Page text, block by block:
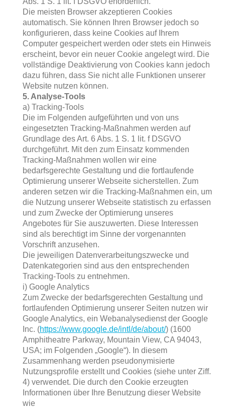
Die meisten Browser akzeptieren Cookies
automatisch. Sie können Ihren Browser jedoch so
konfigurieren, dass keine Cookies auf Ihrem
Computer gespeichert werden oder stets ein Hinweis
erscheint, bevor ein neuer Cookie angelegt wird. Die
vollständige Deaktivierung von Cookies kann jedoch
dazu führen, dass Sie nicht alle Funktionen unserer
Website nutzen können.
5. Analyse-Tools
a) Tracking-Tools
Die im Folgenden aufgeführten und von uns
eingesetzten Tracking-Maßnahmen werden auf
Grundlage des Art. 6 Abs. 1 S. 1 lit. f DSGVO
durchgeführt. Mit den zum Einsatz kommenden
Tracking-Maßnahmen wollen wir eine
bedarfsgerechte Gestaltung und die fortlaufende
Optimierung unserer Webseite sicherstellen. Zum
anderen setzen wir die Tracking-Maßnahmen ein, um
die Nutzung unserer Webseite statistisch zu erfassen
und zum Zwecke der Optimierung unseres
Angebotes für Sie auszuwerten. Diese Interessen
sind als berechtigt im Sinne der vorgenannten
Vorschrift anzusehen.
Die jeweiligen Datenverarbeitungszwecke und
Datenkategorien sind aus den entsprechenden
Tracking-Tools zu entnehmen.
i) Google Analytics
Zum Zwecke der bedarfsgerechten Gestaltung und
fortlaufenden Optimierung unserer Seiten nutzen wir
Google Analytics, ein Webanalysedienst der Google
Inc. (https://www.google.de/intl/de/about/) (1600
Amphitheatre Parkway, Mountain View, CA 94043,
USA; im Folgenden „Google“). In diesem
Zusammenhang werden pseudonymisierte
Nutzungsprofile erstellt und Cookies (siehe unter Ziff.
4) verwendet. Die durch den Cookie erzeugten
Informationen über Ihre Benutzung dieser Website
wie